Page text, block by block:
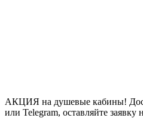
АКЦИЯ на душевые кабины!
или Telegram, оставляйте